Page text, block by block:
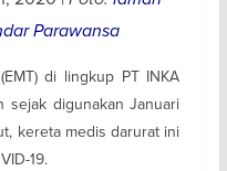
Parawansa
di lingkup PT INKA
sejak digunakan Januari
kereta medis darurat ini
19.